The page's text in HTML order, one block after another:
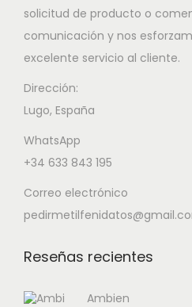
solicitud de producto o
comunicación y nos
excelente servicio al cliente.
Dirección:
Lugo, España
WhatsApp
+34 633 843 195
Correo electrónico
Reseñas recientes
Ambien